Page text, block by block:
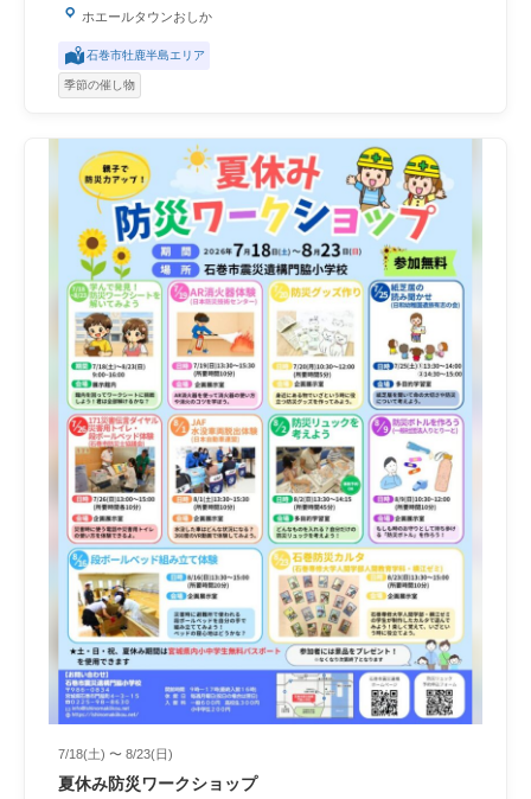
ホエールタウンおしか
石巻市牡鹿半島エリア
季節の催し物
7/18(土) 〜 8/23(日)
夏休み防災ワークショップ